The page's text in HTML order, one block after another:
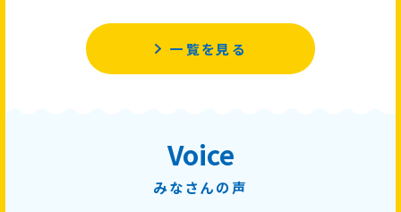
一覧を見る
Voice
みなさんの声